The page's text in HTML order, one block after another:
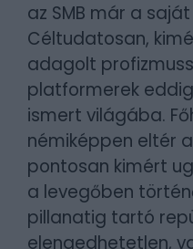
az SMB már a
Céltudatosan,
adagolt
platformerek
ismert világába.
némiképpen eltér
pontosan kimért
a levegőben
pillanatig tartó
elengedhetetlen,